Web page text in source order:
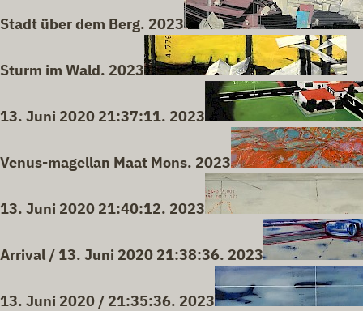
Stadt über dem Berg. 2023
Sturm im Wald. 2023
13. Juni 2020 21:37:11. 2023
Venus-magellan Maat Mons. 2023
13. Juni 2020 21:40:12. 2023
Arrival / 13. Juni 2020 21:38:36. 2023
13. Juni 2020 / 21:35:36. 2023